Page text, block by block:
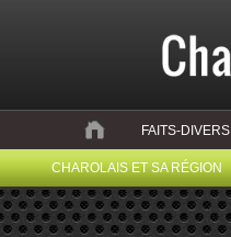
FAITS-DIVERS
CHAROLAIS ET SA RÉGION